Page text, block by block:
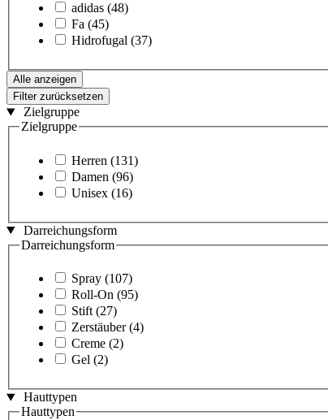
adidas (48)
Fa (45)
Hidrofugal (37)
Alle anzeigen
Filter zurücksetzen
Zielgruppe
Zielgruppe
Herren (131)
Damen (96)
Unisex (16)
Darreichungsform
Darreichungsform
Spray (107)
Roll-On (95)
Stift (27)
Zerstäuber (4)
Creme (2)
Gel (2)
Hauttypen
Hauttypen